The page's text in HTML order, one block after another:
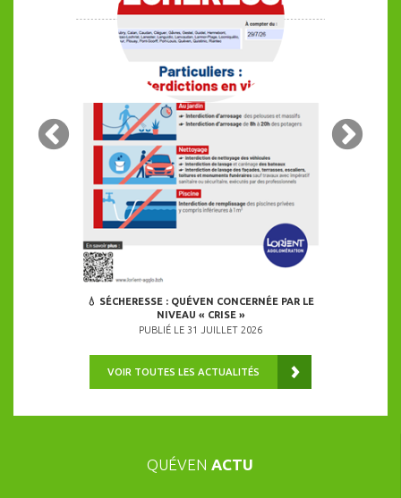
PASSENT
💧 SÉCHERESSE : QUÉVEN CONCERNÉE PAR LE
NIVEAU « CRISE »
PUBLIÉ LE 31 JUILLET 2026
24
VOIR TOUTES LES ACTUALITÉS
QUÉVEN ACTU